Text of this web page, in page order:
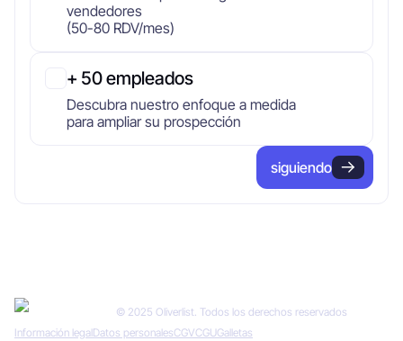
vendedores
(50-80 RDV/mes)
+ 50 empleados
Descubra nuestro enfoque a medida
para ampliar su prospección
siguiendo
© 2025 Oliverlist. Todos los derechos reservados
Información legalDatos personalesCGVCGUGalletas